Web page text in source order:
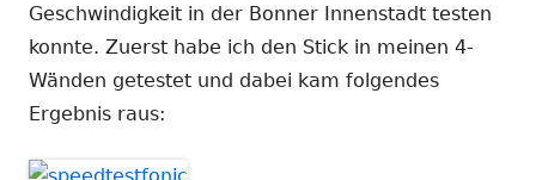
Geschwindigkeit in der Bonner Innenstadt testen
konnte. Zuerst habe ich den Stick in meinen 4-
Wänden getestet und dabei kam folgendes
Ergebnis raus: